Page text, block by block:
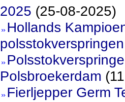
2025 (25-08-2025)
Hollands
Polsbroekerdam
Fierljepper Germ